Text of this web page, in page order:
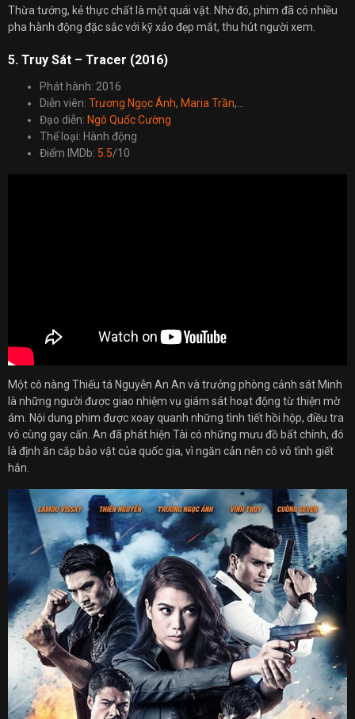
Thừa tướng, kẻ thực chất là một quái vật. Nhờ đó, phim đã có nhiều
pha hành động đặc sắc với kỹ xảo đẹp mắt, thu hút người xem.
5. Truy Sát – Tracer (2016)
Phát hành: 2016
Diễn viên: Trương Ngọc Ánh, Maria Trần,…
Đạo diễn: Ngô Quốc Cường
Thể loại: Hành động
Điểm IMDb: 5.5/10
Một cô nàng Thiếu tá Nguyễn An An và trưởng phòng cảnh sát Minh
là những người được giao nhiệm vụ giám sát hoạt động từ thiện mờ
ám. Nội dung phim được xoay quanh những tình tiết hồi hộp, điều tra
vô cùng gay cấn. An đã phát hiện Tài có những mưu đồ bất chính, đó
là định ăn cắp bảo vật của quốc gia, vì ngăn cản nên cô vô tình giết
hắn.